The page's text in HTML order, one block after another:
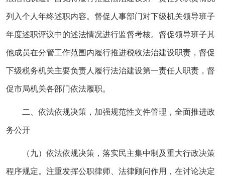
列入个人年终述职内容。督促人事部门对下级机关领导班子
年度述职评议中的述法情况进行监督考核。督促领导班子其
他成员在分管工作范围内履行推进税收法治建设职责，督促
下级税务机关主要负责人履行法治建设第一责任人职责，督
促市局机关各部门依法履职。
二、依法依规决策，加强规范性文件管理，全面推进政
务公开
（九）依法依规决策，落实民主集中制及重大行政决策
程序规定。注重发挥公职律师、法律顾问作用，在讨论决定